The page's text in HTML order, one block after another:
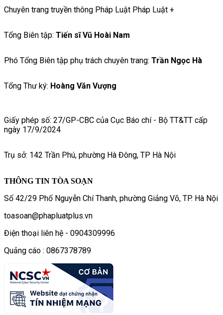
Chuyên trang truyền thông Pháp Luật Pháp Luật +
Tổng Biên tập: Tiến sĩ Vũ Hoài Nam
Phó Tổng Biên tập phụ trách chuyên trang: Trần Ngọc Hà
Tổng Thư ký: Hoàng Văn Vượng
Giấy phép số: 27/GP-CBC của Cục Báo chí - Bộ TT&TT cấp
ngày 17/9/2024
Trụ sở: 142 Trần Phú, phường Hà Đông, TP Hà Nội
THÔNG TIN TÒA SOẠN
Số 42/29 Phố Nguyễn Chí Thanh, phường Giảng Võ, TP. Hà Nội
toasoan@phapluatplus.vn
Điện thoại liên hệ - 0904309996
Quảng cáo : 0867378789